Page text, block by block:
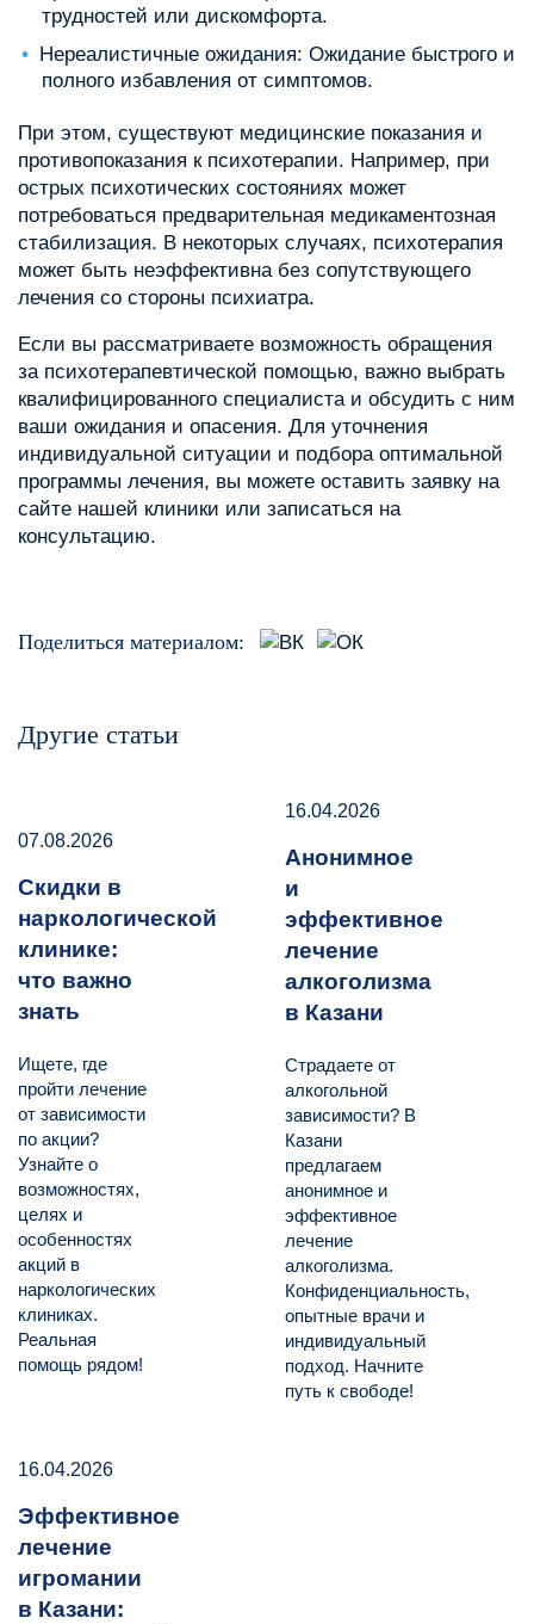
трудностей или дискомфорта.
Нереалистичные ожидания: Ожидание быстрого и
полного избавления от симптомов.
При этом, существуют медицинские показания и
противопоказания к психотерапии. Например, при
острых психотических состояниях может
потребоваться предварительная медикаментозная
стабилизация. В некоторых случаях, психотерапия
может быть неэффективна без сопутствующего
лечения со стороны психиатра.
Если вы рассматриваете возможность обращения
за психотерапевтической помощью, важно выбрать
квалифицированного специалиста и обсудить с ним
ваши ожидания и опасения. Для уточнения
индивидуальной ситуации и подбора оптимальной
программы лечения, вы можете оставить заявку на
сайте нашей клиники или записаться на
консультацию.
Поделиться материалом:
Другие статьи
07.08.2026
Скидки в
наркологической
клинике:
что важно
знать
Ищете, где
пройти лечение
от зависимости
по акции?
Узнайте о
возможностях,
целях и
особенностях
акций в
наркологических
клиниках.
Реальная
помощь рядом!
16.04.2026
Анонимное
и
эффективное
лечение
алкоголизма
в Казани
Страдаете от
алкогольной
зависимости? В
Казани
предлагаем
анонимное и
эффективное
лечение
алкоголизма.
Конфиденциальность,
опытные врачи и
индивидуальный
подход. Начните
путь к свободе!
16.04.2026
Эффективное
лечение
игромании
в Казани: